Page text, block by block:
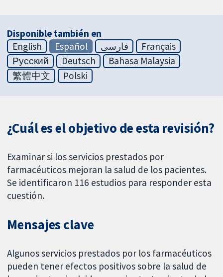
Disponible también en
English
Español فارسی
Français
Русский
Deutsch
Bahasa Malaysia
繁體中文
Polski
¿Cuál es el objetivo de esta revisión?
Examinar si los servicios prestados por
farmacéuticos mejoran la salud de los pacientes.
Se identificaron 116 estudios para responder esta
cuestión.
Mensajes clave
Algunos servicios prestados por los farmacéuticos
pueden tener efectos positivos sobre la salud de